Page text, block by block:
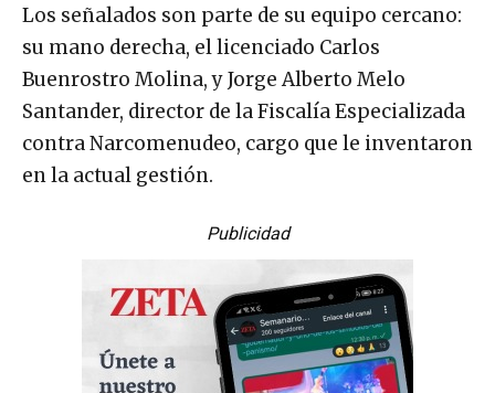
Los señalados son parte de su equipo cercano:
su mano derecha, el licenciado Carlos
Buenrostro Molina, y Jorge Alberto Melo
Santander, director de la Fiscalía Especializada
contra Narcomenudeo, cargo que le inventaron
en la actual gestión.
Publicidad